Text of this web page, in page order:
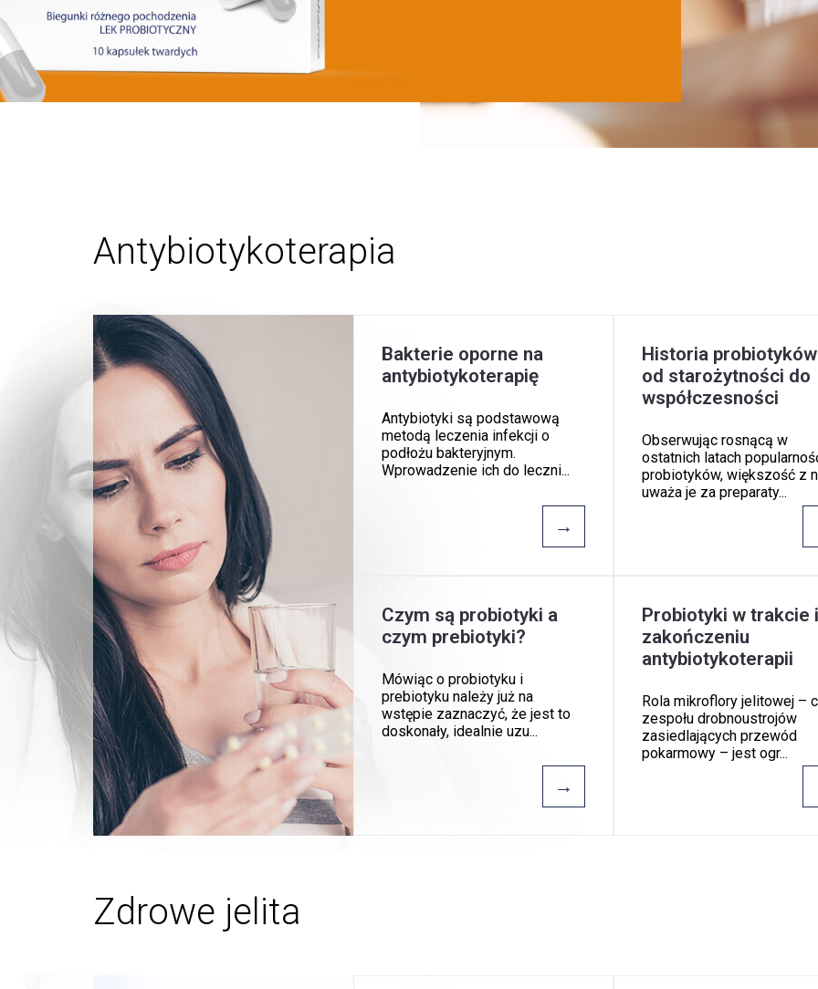
Antybiotykoterapia
Bakterie oporne na
antybiotykoterapię
Antybiotyki są podstawową
metodą leczenia infekcji o
podłożu bakteryjnym.
Wprowadzenie ich do leczni...
→
Historia
od starożytności do
współczesności
Obserwując rosnącą w
ostatnich latach
probiotyków, większość z
uważa je za preparaty...
Czym są probiotyki a
czym prebiotyki?
Mówiąc o probiotyku i
prebiotyku należy już na
wstępie zaznaczyć, że jest to
doskonały, idealnie uzu...
→
Probiotyki w trakcie
zakończeniu
antybiotykoterapii
Rola mikroflory jelitowej –
zespołu drobnoustrojów
zasiedlających przewód
pokarmowy – jest ogr...
Zdrowe jelita